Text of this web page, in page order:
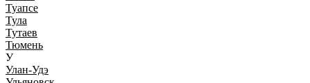
Туапсе
Тула
Тутаев
Тюмень
У
Улан-Удэ